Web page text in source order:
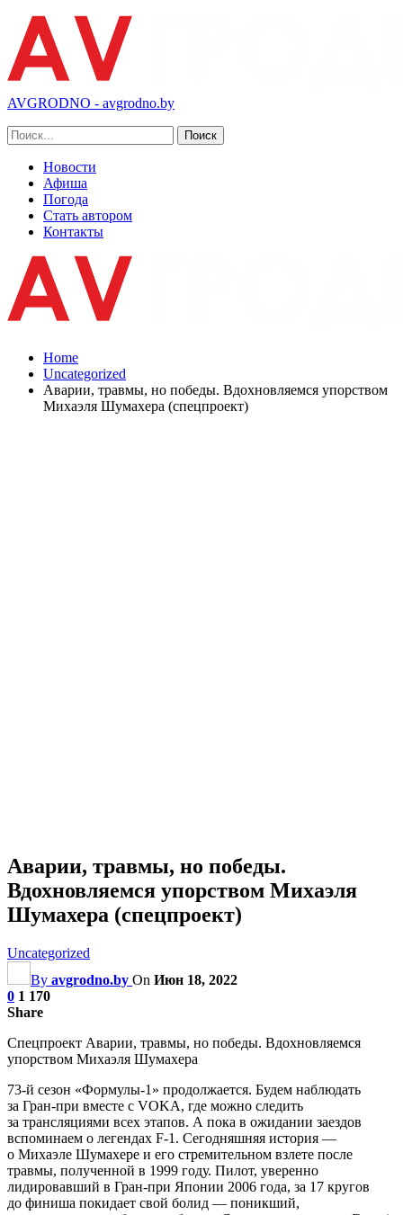
AVGRODNO - avgrodno.by
Новости
Афиша
Погода
Стать автором
Контакты
Home
Uncategorized
Аварии, травмы, но победы. Вдохновляемся упорством
Михаэля Шумахера (спецпроект)
Аварии, травмы, но победы.
Вдохновляемся упорством Михаэля
Шумахера (спецпроект)
Uncategorized
By avgrodno.by On Июн 18, 2022
0 1 170
Share
Спецпроект Аварии, травмы, но победы. Вдохновляемся
упорством Михаэля Шумахера
73-й сезон «Формулы-1» продолжается. Будем наблюдать
за Гран-при вместе с VOKA, где можно следить
за трансляциями всех этапов. А пока в ожидании заездов
вспоминаем о легендах F-1. Сегодняшняя история —
о Михаэле Шумахере и его стремительном взлете после
травмы, полученной в 1999 году. Пилот, уверенно
лидировавший в Гран-при Японии 2006 года, за 17 кругов
до финиша покидает свой болид — поникший,